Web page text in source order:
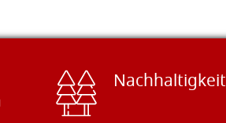
Nachhaltigkeit